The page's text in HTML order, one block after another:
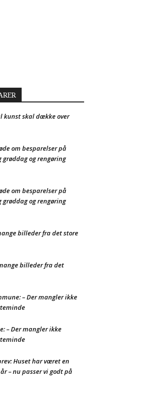
kunst skal dække over
om besparelser på
og rengøring
om besparelser på
og rengøring
billeder fra det store
billeder fra det
– Der mangler ikke
– Der mangler ikke
Huset har været en
– nu passer vi godt på